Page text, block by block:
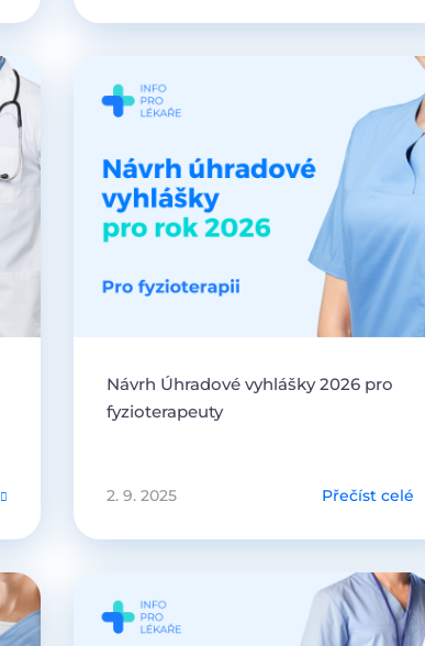
Návrh Úhradové vyhlášky 2026 pro
fyzioterapeuty
2. 9. 2025 Přečíst celé